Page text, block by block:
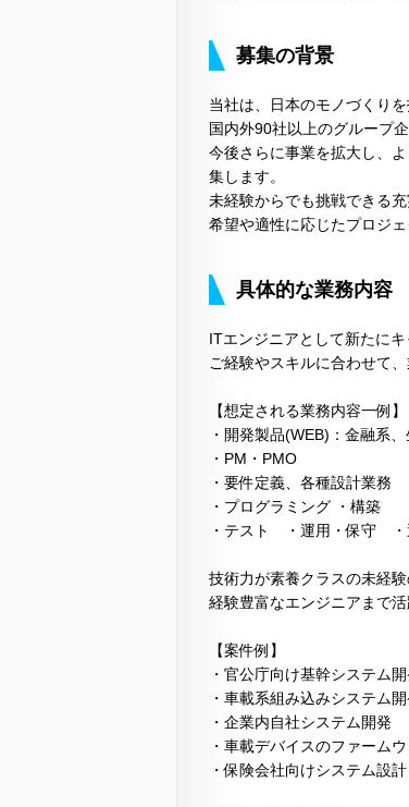
募集の背景
当社は、日本のモノづくり
国内外90社以上のグループ
今後さらに事業を拡大し、
集します。
未経験からでも挑戦できる
希望や適性に応じたプロジ
具体的な業務内容
ITエンジニアとして新たに
ご経験やスキルに合わせて、
【想定される業務内容一例】
・開発製品(WEB)：金融系
・PM・PMO
・要件定義、各種設計業務
・プログラミング ・構築
・テスト ・運用・保守
技術力が素養クラスの未経験
経験豊富なエンジニアまで
【案件例】
・官公庁向け基幹システム
・車載系組み込みシステム
・企業内自社システム開発
・車載デバイスのファーム
・保険会社向けシステム設計